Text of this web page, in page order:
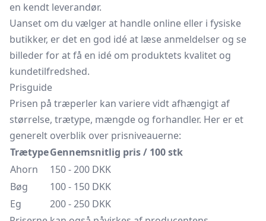
en kendt leverandør.
Uanset om du vælger at handle online eller i fysiske
butikker, er det en god idé at læse anmeldelser og se
billeder for at få en idé om produktets kvalitet og
kundetilfredshed.
Prisguide
Prisen på træperler kan variere vidt afhængigt af
størrelse, trætype, mængde og forhandler. Her er et
generelt overblik over prisniveauerne:
TrætypeGennemsnitlig pris / 100 stk
Ahorn
150 - 200 DKK
Bøg
100 - 150 DKK
Eg
200 - 250 DKK